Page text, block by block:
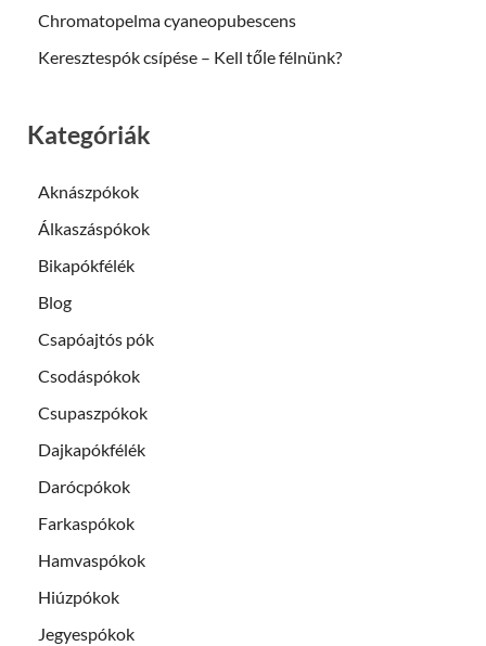
Chromatopelma cyaneopubescens
Keresztespók csípése – Kell tőle félnünk?
Kategóriák
Aknászpókok
Álkaszáspókok
Bikapókfélék
Blog
Csapóajtós pók
Csodáspókok
Csupaszpókok
Dajkapókfélék
Darócpókok
Farkaspókok
Hamvaspókok
Hiúzpókok
Jegyespókok